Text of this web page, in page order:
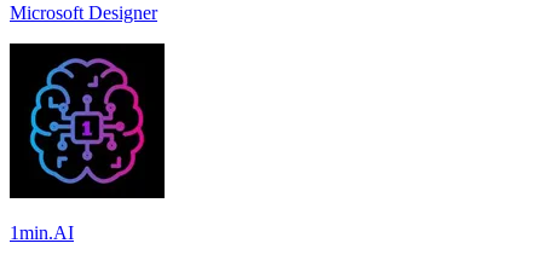
Microsoft Designer
1min.AI